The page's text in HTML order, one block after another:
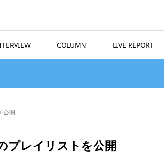
COLUMN LIVE REPORT
公開
プレイリストを公開